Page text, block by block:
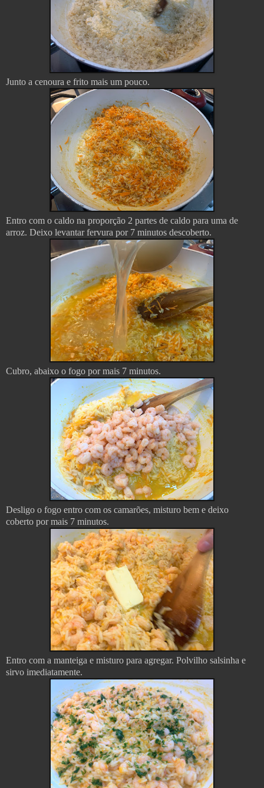
Junto a cenoura e frito mais um pouco.
Entro com o caldo na proporção 2 partes de caldo para uma de
arroz. Deixo levantar fervura por 7 minutos descoberto.
Cubro, abaixo o fogo por mais 7 minutos.
Desligo o fogo entro com os camarões, misturo bem e deixo
coberto por mais 7 minutos.
Entro com a manteiga e misturo para agregar. Polvilho salsinha e
sirvo imediatamente.